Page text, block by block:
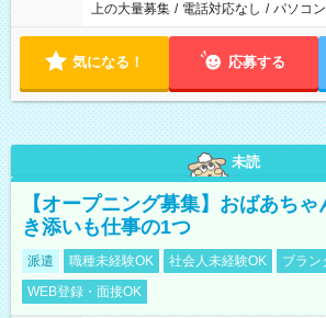
上の大量募集 / 電話対応なし / パソコ
気になる！ 応募する
未読
【オープニング募集】おばあち
き添いも仕事の1つ
派遣 職種未経験OK 社会人未経験OK
ブラン
WEB登録・面接OK